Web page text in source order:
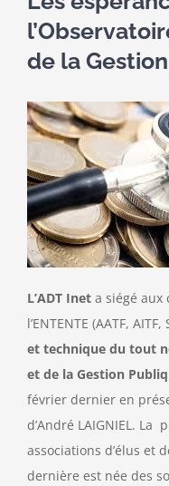
de la
L’ADT Inet a siégé aux
l’ENTENTE (AATF, AITF,
et technique du tout
et de la Gestion
février dernier en
d’André LAIGNIEL.
associations d’élus et
dernière est née des